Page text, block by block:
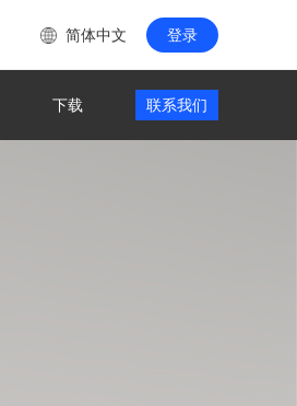
简体中文 登录
下载 联系我们